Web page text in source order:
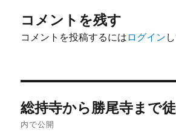
コメントを残す
コメントを投稿するには ログイン
稿
総持寺から勝尾寺まで
内で公開